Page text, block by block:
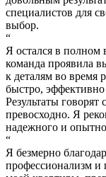
специалистов для
выбор.
“
Я остался в полном
команда проявила
к деталям во время
быстро,
Результаты говорят
превосходно. Я
надежного и
“
Я безмерно
профессионализм и